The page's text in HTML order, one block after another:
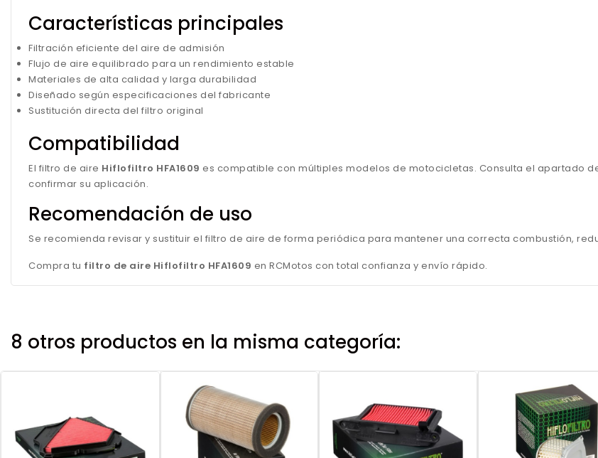
Características principales
Filtración eficiente del aire de admisión
Flujo de aire equilibrado para un rendimiento estable
Materiales de alta calidad y larga durabilidad
Diseñado según especificaciones del fabricante
Sustitución directa del filtro original
Compatibilidad
El filtro de aire Hiflofiltro HFA1609 es compatible con múltiples modelos de motocicletas. Consulta el apartado
confirmar su aplicación.
Recomendación de uso
Se recomienda revisar y sustituir el filtro de aire de forma periódica para mantener una correcta combustión,
Compra tu filtro de aire Hiflofiltro HFA1609 en RCMotos con total confianza y envío rápido.
8 otros productos en la misma categoría: